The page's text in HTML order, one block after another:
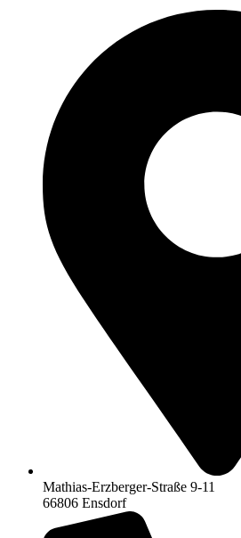
Mathias-Erzberger-Straße 9-11
66806 Ensdorf